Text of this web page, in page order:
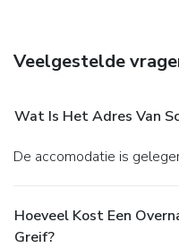
Veelgestelde
Wat Is Het Adres Van
De accomodatie is
Hoeveel Kost Een
Greif?